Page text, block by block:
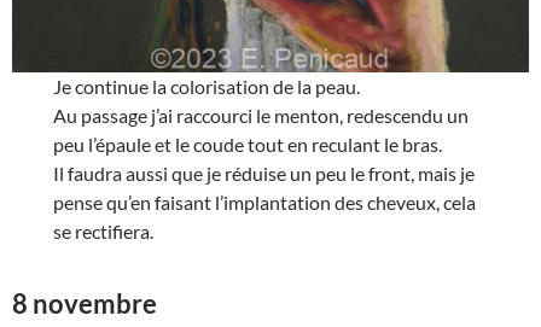
Je continue la colorisation de la peau.
Au passage j’ai raccourci le menton, redescendu un
peu l’épaule et le coude tout en reculant le bras.
Il faudra aussi que je réduise un peu le front, mais je
pense qu’en faisant l’implantation des cheveux, cela
se rectifiera.
8 novembre